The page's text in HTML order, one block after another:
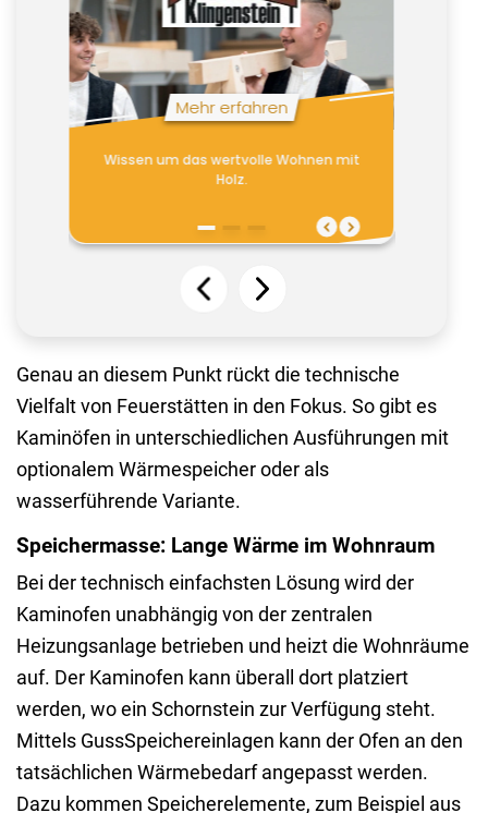
Genau an diesem Punkt rückt die technische
Vielfaltvon Feuerstätten in den Fokus. So gibt es
Kaminöfen in unterschiedlichen Ausführungen mit
optionalem Wärmespeicher oder als
wasserführende Variante.
Speichermasse: Lange Wärme im Wohnraum
Bei der technisch einfachsten Lösung wird der
Kaminofen unabhängig von der zentralen
Heizungsanlage betrieben und heizt die Wohnräume
auf. Der Kaminofen kann überall dort platziert
werden, wo ein Schornstein zur Verfügung steht.
Mittels GussSpeichereinlagen kann der Ofen an den
tatsächlichen Wärmebedarf angepasst werden.
Dazu kommen Speicherelemente, zum Beispiel aus